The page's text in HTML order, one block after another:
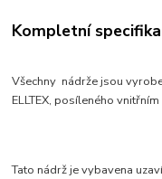
Kompletní
Všechny nádrže jsou
ELLTEX, posíleného
Tato nádrž je vybavena